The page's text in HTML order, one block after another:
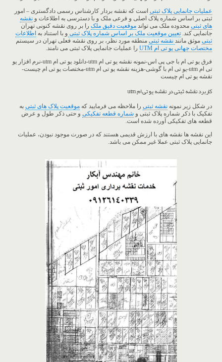
عملیات جانمایی پلاک ثبتی است که نقشه بردار کارشناس رسمی دادگستری – امور
ثبتی بر اساس شماره پلاک اصلی و فرعی ملک و با دسترسی به اطلاعات و نقشه
های ثبتی محدوده ملک می تواند موقعیت دقیق ملک را بر روی نقشه کنونی تهران
جانمایی کند. تعیین موقعیت ملک بر اساس شماره پلاک ثبتی و با استناد به اطلاعات
ثبتی موثق مانند نقشه ثبتی منطقه مورد نظر، بر روی نقشه فعلی تهران در سیستم
مختصات جهانی یو تی ام UTM
را عملیات جانمایی پلاک ثبتی می نامند.
فرق یو تی ام با جی پی اس-نمونه نقشه یو تی ام utm-دانلود یو تی ام utm-نرم افزار یو
تی ام utm-یو تی ام با گوشی-هزینه نقشه یو تی ام utm-مختصات یو تی ام چیست-
نقشه یو تی ام چیست
کاربرد نقشه ثبتی در نقشه یو تی ام utm
در شکل زیر نمونه نقشه ثبتی را ملاحظه می فرمایید که موقعیت پلاک های ثبتی به
تفکیک با ذکر شماره پلاک ثبتی و شماره قطعه تفکیکی و حتی ذکر طول و عرض
قطعه های تفکیکی آورده شده است.
این نقشه ها نقشه های با ارزش قدیمی هستند که در صورت موجود نبودن، عملیات
جانمایی پلاک ثبتی عملا غیر ممکن می باشد.